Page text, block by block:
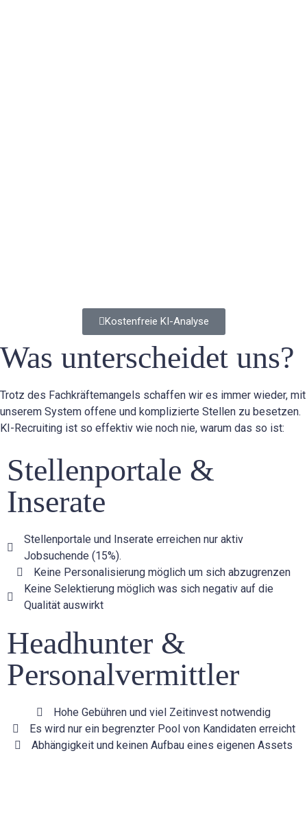
Kostenfreie KI-Analyse
Was unterscheidet uns?
Trotz des Fachkräftemangels schaffen wir es immer wieder, mit
unserem System offene und komplizierte Stellen zu besetzen.
KI-Recruiting ist so effektiv wie noch nie, warum das so ist:
Stellenportale &
Inserate
Stellenportale und Inserate erreichen nur aktiv
Jobsuchende (15%).
Keine Personalisierung möglich um sich abzugrenzen
Keine Selektierung möglich was sich negativ auf die
Qualität auswirkt
Headhunter &
Personalvermittler
Hohe Gebühren und viel Zeitinvest notwendig
Es wird nur ein begrenzter Pool von Kandidaten erreicht
Abhängigkeit und keinen Aufbau eines eigenen Assets